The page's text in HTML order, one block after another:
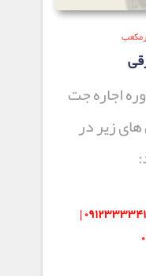
اجاره جت
زیر در
۷۷۳۳۳۱۰۷ | ۷۶۷۸۰۵۳۶ | ۰۹۱۲۳۳۳۳۴۱۷ |